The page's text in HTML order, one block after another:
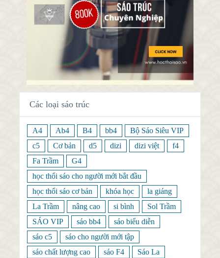
Các loại sáo trúc
A4 Ab4 B4 bb4
Bộ Sáo Siêu VIP
c5
Cơ bản d5 dizi dizi việt
f4
Fa Trầm
G4
học thổi sáo cho người mới bắt đầu
học thổi sáo cơ bản
khóa học
la giáng
La Trầm
nâng cao si bình
Sol Trầm
SÁO VIP
sáo bb4
sáo biểu diễn
sáo c5
sáo cho người mới tập
sáo chất lượng cao
sáo F4
Sáo La